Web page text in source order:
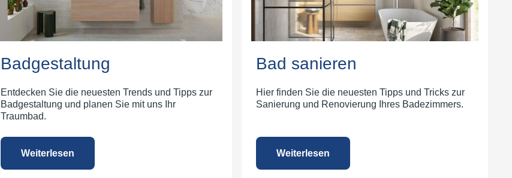
Badgestaltung
Entdecken Sie die neuesten Trends und Tipps zur
Badgestaltung und planen Sie mit uns Ihr
Traumbad.
Weiterlesen
Bad sanieren
Hier finden Sie die neuesten Tipps und Tricks zur
Sanierung und Renovierung Ihres Badezimmers.
Weiterlesen